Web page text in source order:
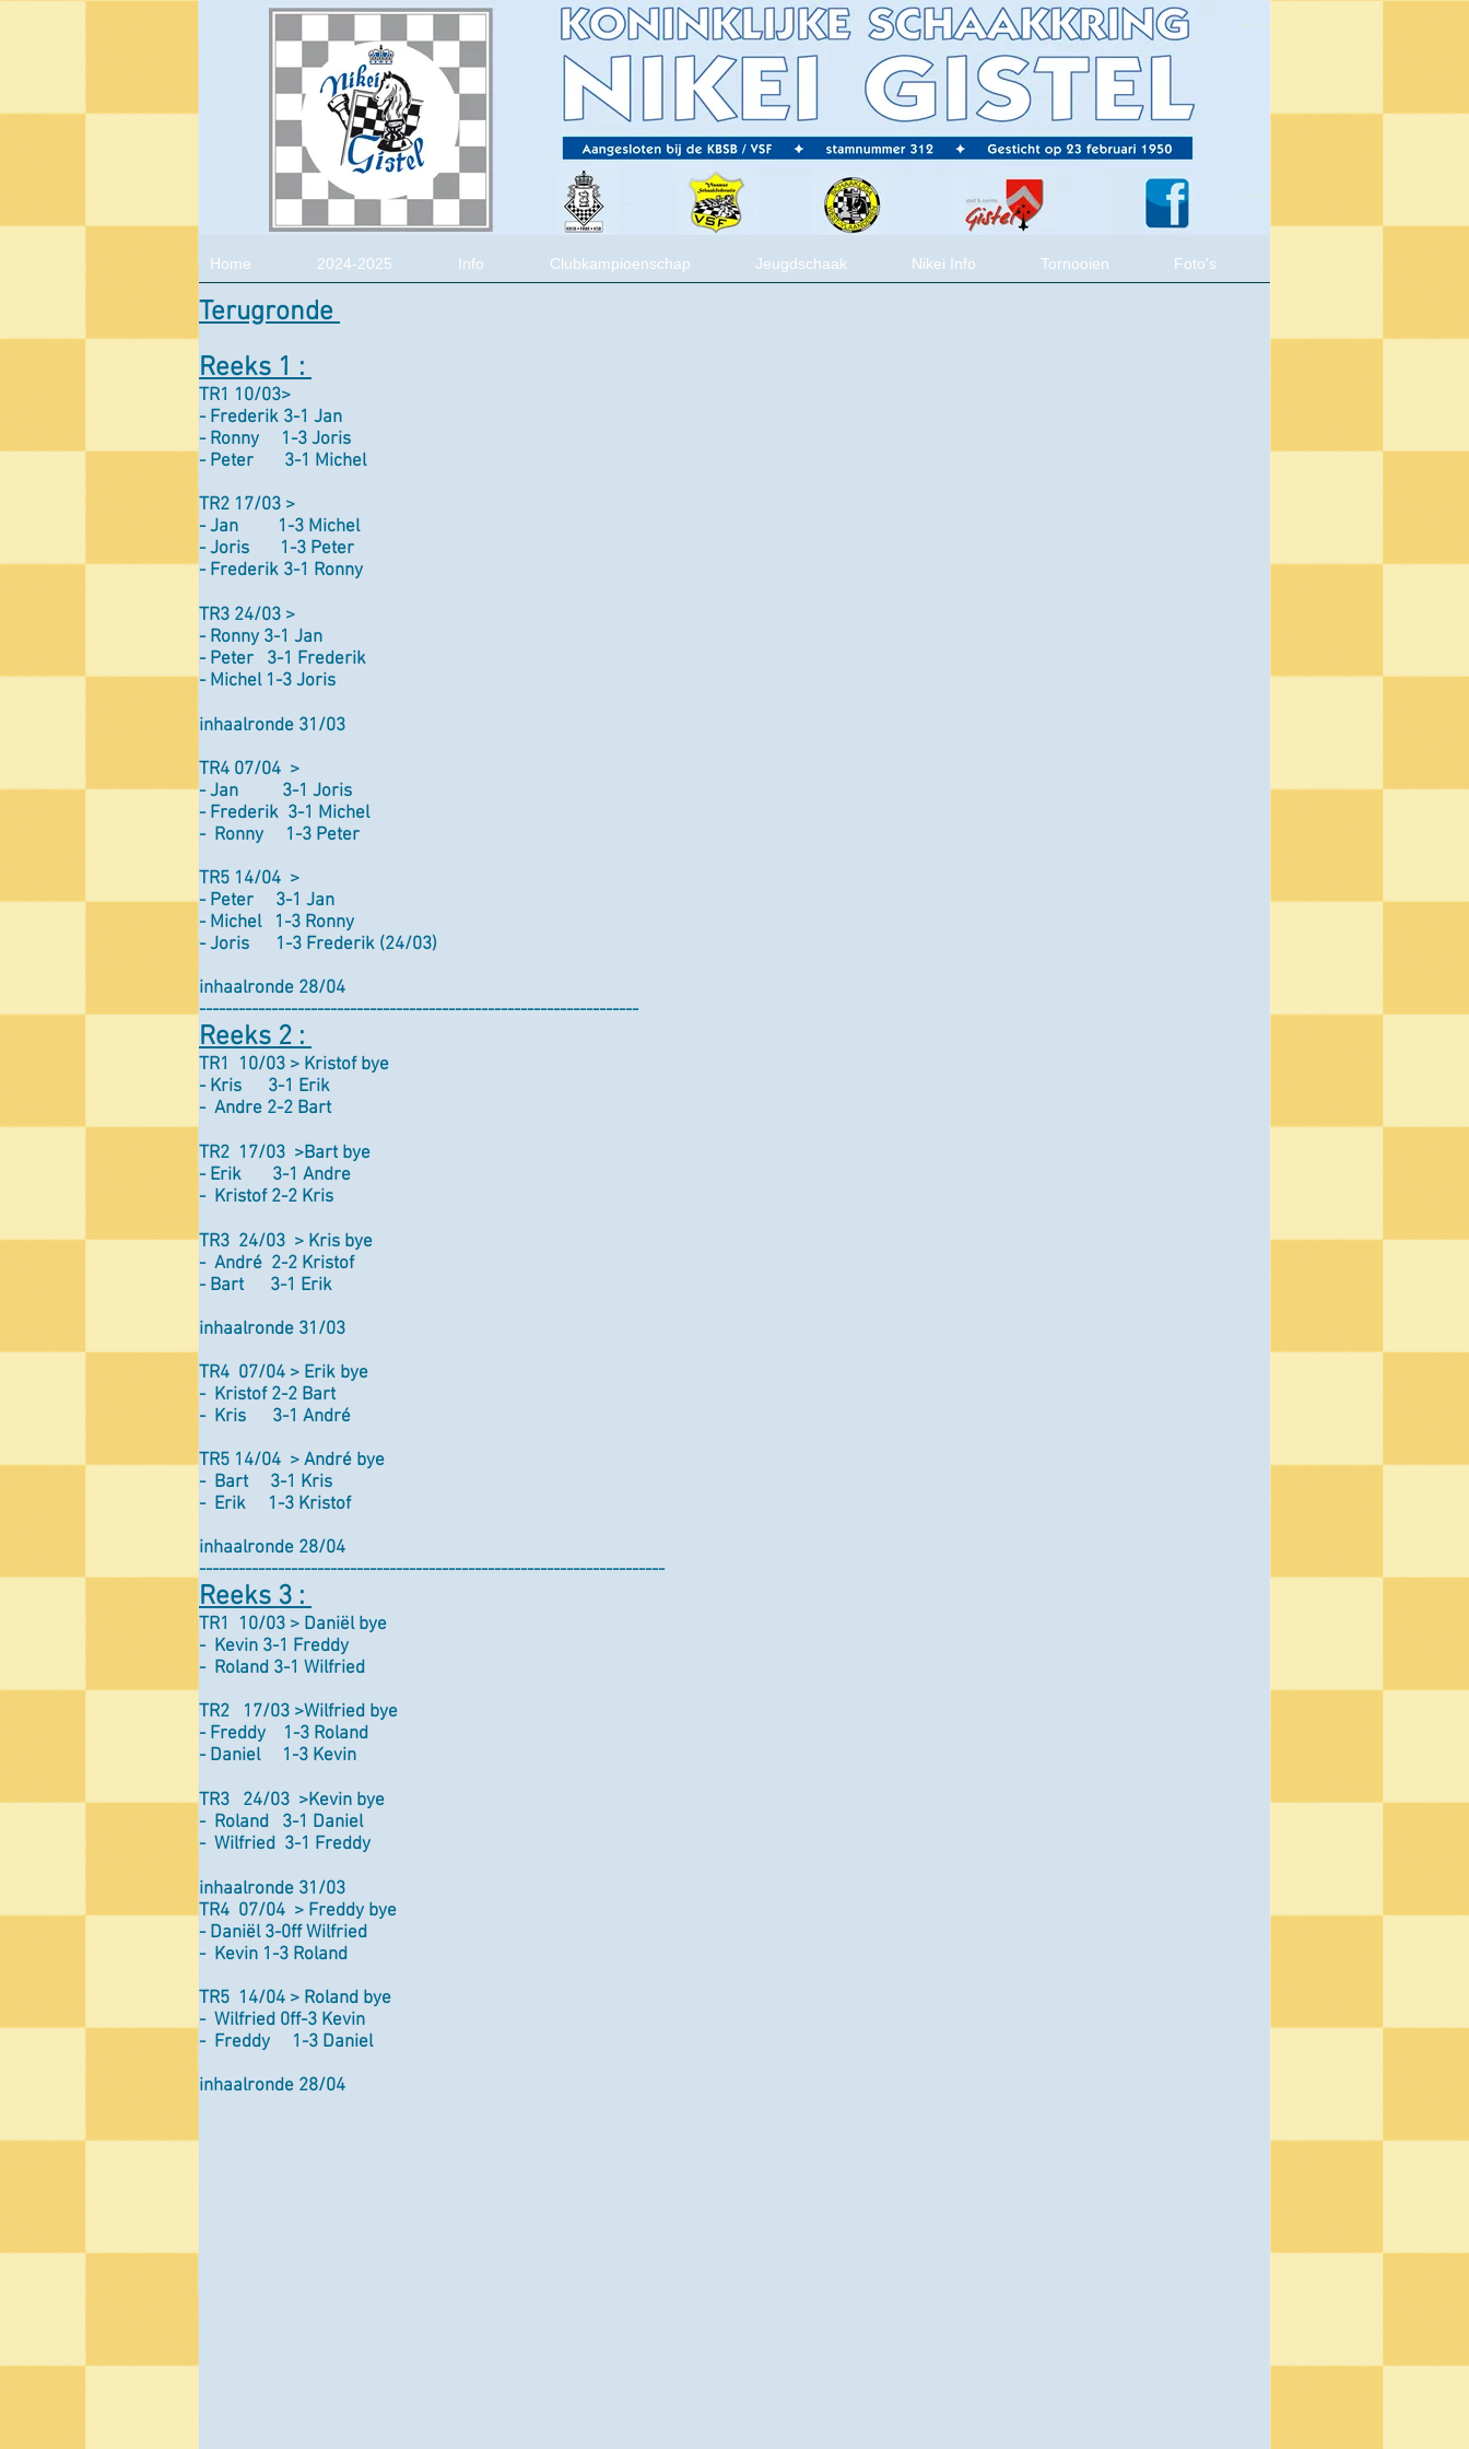
Home 2024-2025 Info Clubkampioenschap Jeugdschaak Nikei Info Tornooien Foto's
Terugronde
Reeks 1 :
TR1 10/03>
- Frederik 3-1 Jan
- Ronny 1-3 Joris
- Peter 3-1 Michel
TR2 17/03 >
- Jan 1-3 Michel
- Joris 1-3 Peter
- Frederik 3-1 Ronny
TR3 24/03 >
- Ronny 3-1 Jan
- Peter 3-1 Frederik
- Michel 1-3 Joris
inhaalronde 31/03
TR4 07/04 >
- Jan 3-1 Joris
- Frederik 3-1 Michel
- Ronny 1-3 Peter
TR5 14/04 >
- Peter 3-1 Jan
- Michel 1-3 Ronny
- Joris 1-3 Frederik (24/03)
inhaalronde 28/04
-------------------------------------------------------------------
Reeks 2 :
TR1 10/03 > Kristof bye
- Kris 3-1 Erik
- Andre 2-2 Bart
TR2 17/03 >Bart bye
- Erik 3-1 Andre
- Kristof 2-2 Kris
TR3 24/03 > Kris bye
- André 2-2 Kristof
- Bart 3-1 Erik
inhaalronde 31/03
TR4 07/04 > Erik bye
- Kristof 2-2 Bart
- Kris 3-1 André
TR5 14/04 > André bye
- Bart 3-1 Kris
- Erik 1-3 Kristof
inhaalronde 28/04
-----------------------------------------------------------------------
Reeks 3 :
TR1 10/03 > Daniël bye
- Kevin 3-1 Freddy
- Roland 3-1 Wilfried
TR2 17/03 >Wilfried bye
- Freddy 1-3 Roland
- Daniel 1-3 Kevin
TR3 24/03 >Kevin bye
- Roland 3-1 Daniel
- Wilfried 3-1 Freddy
inhaalronde 31/03
TR4 07/04 > Freddy bye
- Daniël 3-0ff Wilfried
- Kevin 1-3 Roland
TR5 14/04 > Roland bye
- Wilfried 0ff-3 Kevin
- Freddy 1-3 Daniel
inhaalronde 28/04